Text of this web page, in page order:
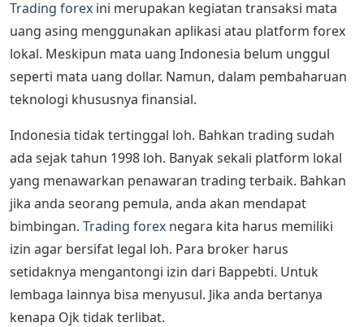
Trading forex ini merupakan kegiatan transaksi mata
uang asing menggunakan aplikasi atau platform forex
lokal. Meskipun mata uang Indonesia belum unggul
seperti mata uang dollar. Namun, dalam pembaharuan
teknologi khususnya finansial.
Indonesia tidak tertinggal loh. Bahkan trading sudah
ada sejak tahun 1998 loh. Banyak sekali platform lokal
yang menawarkan penawaran trading terbaik. Bahkan
jika anda seorang pemula, anda akan mendapat
bimbingan. Trading forex negara kita harus memiliki
izin agar bersifat legal loh. Para broker harus
setidaknya mengantongi izin dari Bappebti. Untuk
lembaga lainnya bisa menyusul. Jika anda bertanya
kenapa Ojk tidak terlibat.